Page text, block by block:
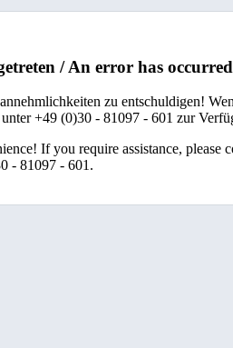
/ An error has occurred
zu entschuldigen!
+49 (0)30 - 81097 - 601 zur
If you require assistance, please
- 81097 - 601.